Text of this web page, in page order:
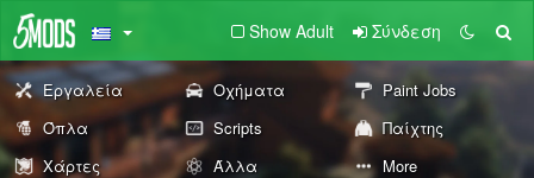
Show Adult Σύνδεση
Εργαλεία Οχήματα
Paint Jobs
Όπλα
Scripts
Παίχτης
Χάρτες
Άλλα More